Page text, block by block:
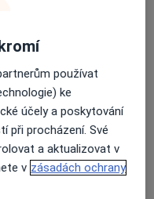
není aktivní
na pojišťovnu
používat
ke
účely a poskytování
při procházení. Své
a aktualizovat v
v zásadách ochrany